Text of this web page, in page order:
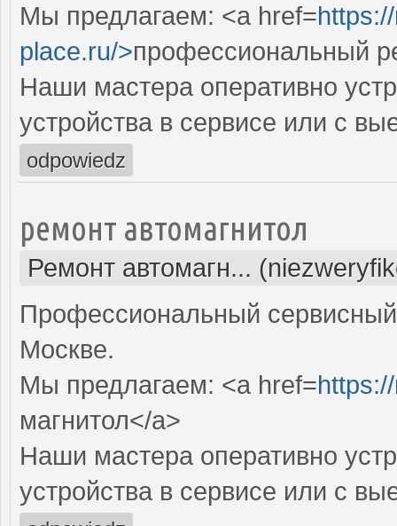
Мы предлагаем: <a href=
place.ru/>профессиональный
Наши мастера оперативно
устройства в сервисе или с
odpowiedz
ремонт автомагнитол
Ремонт автомагн...
Профессиональный
Москве.
Мы предлагаем: <a href=
магнитол</a>
Наши мастера оперативно
устройства в сервисе или с